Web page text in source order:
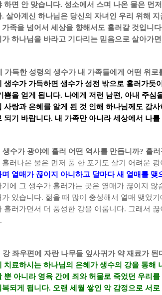
하면 안 맞습니다. 성소에서 스며 나온 물은 먼
. 살아계신 하나님은 당신의 자녀인 우리 위해
가족을 넘어서 세상을 향해서도 흘러갈 것입니다
가 하나님을 바라고 기다리는 믿음으로 살아가
가득한 성령의 생수가 내 가족들에게 어떤 위로
생수가 가득하면 생수가 성전 밖으로 흘러가듯이
쁨을 얻게 됩니다. 나에게 저런 남편, 아내 주심
사랑과 은혜를 알게 된 것 인해 하나님께도 감
되기 바랍니다. 내 가족만 아니라 세상에서 나
생수가 광야에 흘러 어떤 역사를 만듭니까? 흘
흘러나온 물은 먼저 풀 한 포기도 살기 어려운
며 열매가 끊이지 아니하고 달마다 새 열매를 맺
기에 그 생수가 흘러가는 곳은 열매가 끊이지 않
가 있습니다. 젊을 때 많이 충성해서 열매 맺었
흘러가면서 더 풍성한 강을 이룹니다. 그래서
.
강 좌우편에 자란 나무들 잎사귀가 약 재료가
치료하시는 하나님의 은혜가 생수의 강을 통해
뿐 아니라 영육 간에 죄와 허물로 죽었던 우리
복되게 됩니다. 오랜 세월 쌓인 악 감정으로 서